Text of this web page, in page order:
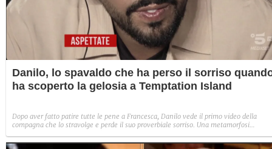
Danilo, lo spavaldo che ha perso il sorriso
ha scoperto la gelosia a Temptation Island
Dopo aver fatto patire tutte le pene a Francesca, Danilo vede il primo video della
compagna che lo stravolge e perde il suo proverbiale sorriso. Una metamorfosi